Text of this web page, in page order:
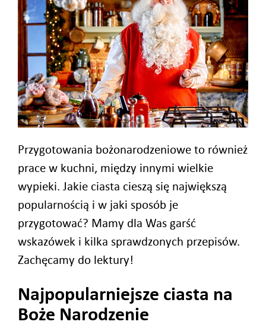
Przygotowania bożonarodzeniowe to również
prace w kuchni, między innymi wielkie
wypieki. Jakie ciasta cieszą się największą
popularnością i w jaki sposób je
przygotować? Mamy dla Was garść
wskazówek i kilka sprawdzonych przepisów.
Zachęcamy do lektury!
Najpopularniejsze ciasta na
Boże Narodzenie